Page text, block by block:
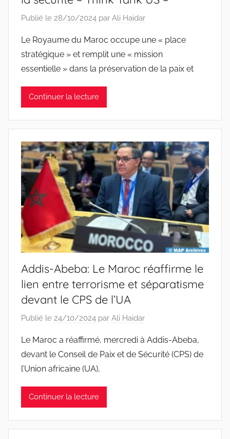
Publié le 28/10/2024 par Ali Haidar
Le Royaume du Maroc occupe une « place
stratégique » et remplit une « mission
essentielle » dans la préservation de la paix et
Continuer la lecture
Addis-Abeba: Le Maroc réaffirme le
lien entre terrorisme et séparatisme
devant le CPS de l’UA
Publié le 24/10/2024 par Ali Haidar
Le Maroc a réaffirmé, mercredi à Addis-Abeba,
devant le Conseil de Paix et de Sécurité (CPS) de
l’Union africaine (UA),
Continuer la lecture